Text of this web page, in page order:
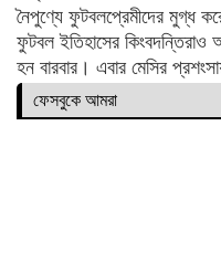
নৈপুণ্যে ফুটবলপ্রেমীদের মুগ্ধ
ফুটবল ইতিহাসের কিংবদন্তিরাও
হন বারবার। এবার মেসির
ফেসবুকে আমরা